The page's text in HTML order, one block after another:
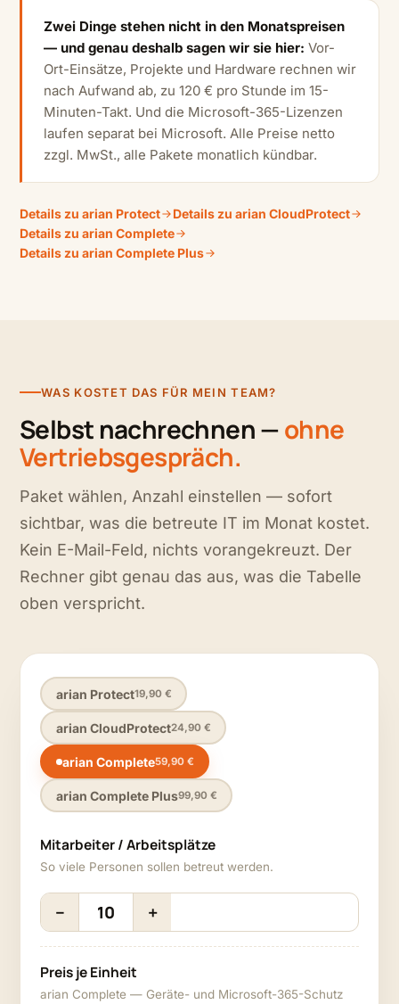
Zwei Dinge stehen nicht in den Monatspreisen
— und genau deshalb sagen wir sie hier: Vor-
Ort-Einsätze, Projekte und Hardware rechnen wir
nach Aufwand ab, zu 120 € pro Stunde im 15-
Minuten-Takt. Und die Microsoft-365-Lizenzen
laufen separat bei Microsoft. Alle Preise netto
zzgl. MwSt., alle Pakete monatlich kündbar.
Details zu arian Protect
Details zu arian CloudProtect
Details zu arian Complete
Details zu arian Complete Plus
WAS KOSTET DAS FÜR MEIN TEAM?
Selbst nachrechnen —ohne
Vertriebsgespräch.
Paket wählen, Anzahl einstellen — sofort
sichtbar, was die betreute IT im Monat kostet.
Kein E-Mail-Feld, nichts vorangekreuzt. Der
Rechner gibt genau das aus, was die Tabelle
oben verspricht.
arian Protect19,90 €
arian CloudProtect24,90 €
arian Complete59,90 €
arian Complete Plus99,90 €
Mitarbeiter / Arbeitsplätze
So viele Personen sollen betreut werden.
− +
Preis je Einheit
arian Complete — Geräte- und Microsoft-365-Schutz